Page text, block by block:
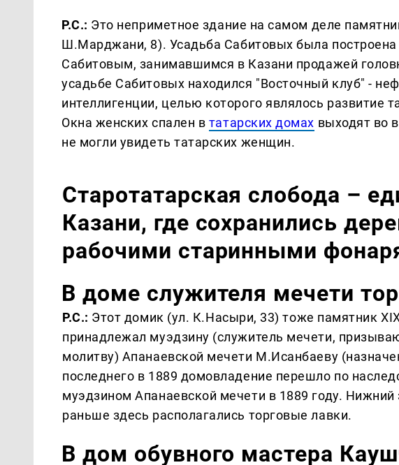
Р.С.: Это неприметное здание на самом деле
Ш.Марджани, 8). Усадьба Сабитовых была
Сабитовым, занимавшимся в Казани продажей
усадьбе Сабитовых находился "Восточный клуб" -
интеллигенции, целью которого являлось развитие
Окна женских спален в татарских домах выходят во
не могли увидеть татарских женщин.
Старотатарская слобода –
Казани, где сохранились
рабочими старинными
В доме служителя мечети
Р.С.: Этот домик (ул. К.Насыри, 33) тоже памятник
принадлежал муэдзину (служитель мечети,
молитву) Апанаевской мечети М.Исанбаеву
последнего в 1889 домовладение перешло по
муэдзином Апанаевской мечети в 1889 году.
раньше здесь располагались торговые лавки.
В дом обувного мастера